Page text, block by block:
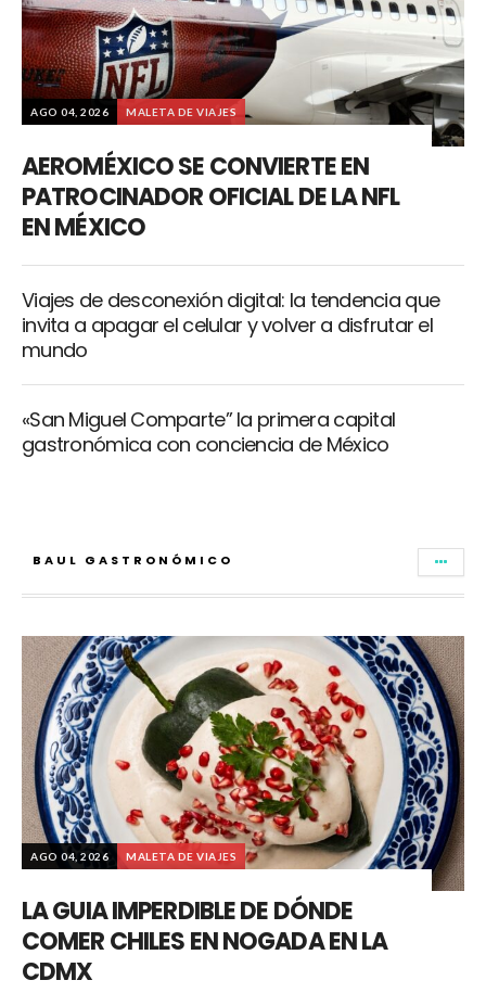
AGO 04, 2026 MALETA DE VIAJES
AEROMÉXICO SE CONVIERTE EN
PATROCINADOR OFICIAL DE LA NFL
EN MÉXICO
Viajes de desconexión digital: la tendencia que
invita a apagar el celular y volver a disfrutar el
mundo
«San Miguel Comparte” la primera capital
gastronómica con conciencia de México
BAUL GASTRONÓMICO
AGO 04, 2026 MALETA DE VIAJES
LA GUIA IMPERDIBLE DE DÓNDE
COMER CHILES EN NOGADA EN LA
CDMX